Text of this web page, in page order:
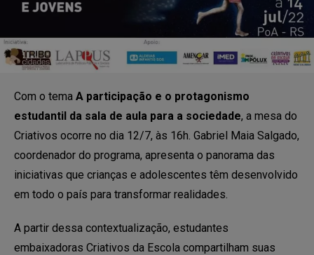
Com o tema A participação e o protagonismo
estudantil da sala de aula para a sociedade, a mesa do
Criativos ocorre no dia 12/7, às 16h. Gabriel Maia Salgado,
coordenador do programa, apresenta o panorama das
iniciativas que crianças e adolescentes têm desenvolvido
em todo o país para transformar realidades.
A partir dessa contextualização, estudantes
embaixadoras Criativos da Escola compartilham suas